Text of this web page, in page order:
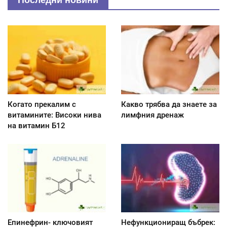
Когато прекалим с
витамините: Високи нива
на витамин Б12
Какво трябва да знаете за
лимфния дренаж
Епинефрин- ключовият Нефункциониращ бъбрек: